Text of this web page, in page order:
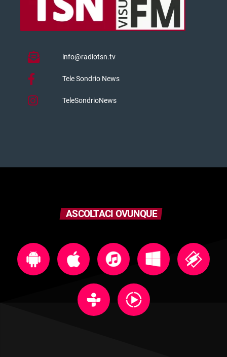
info@radiotsn.tv
Tele Sondrio News
TeleSondrioNews
ASCOLTACI OVUNQUE